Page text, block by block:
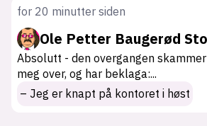
for 20 minutter siden
Ole Petter Baugerød
Absolutt - den overgangen
meg over, og har beklaga:...
– Jeg er knapt på kontoret i høst